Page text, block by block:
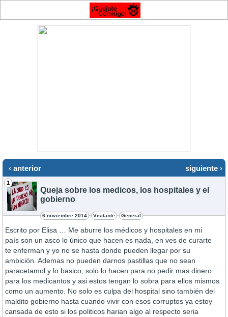
‹ anterior siguiente ›
1
Queja sobre los medicos, los hospitales y el
gobierno
6 noviembre 2014 Visitante General
Escrito por Elisa … Me aburre los médicos y hospitales en mi
país son un asco lo único que hacen es nada, en ves de curarte
te enferman y yo no se hasta donde pueden llegar por su
ambición. Ademas no pueden darnos pastillas que no sean
paracetamol y lo basico, solo lo hacen para no pedir mas dinero
para los medicantos y asi estos tengan lo sobra para ellos mismos
como un aumento. No solo es culpa del hospital sino también del
maldito gobierno hasta cuando vivir con esos corruptos ya estoy
cansada de esto si los politicos harian algo al respecto seria